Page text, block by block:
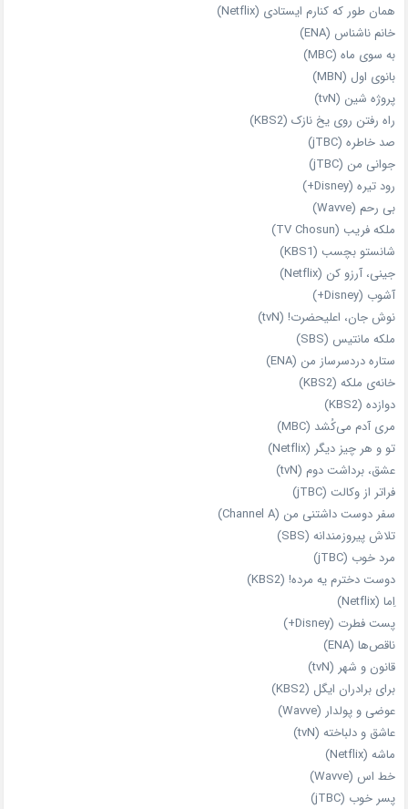
همان‌ طور که کنارم ایستادی (Netflix)
خانم ناشناس (ENA)
به سوی ماه (MBC)
بانوی اول (MBN)
پروژه شین (tvN)
راه رفتن روی یخ نازک (KBS2)
صد خاطره (jTBC)
جوانی من (jTBC)
رود تیره (Disney+)
بی‌ رحم (Wavve)
ملکه فریب (TV Chosun)
شانستو بچسب (KBS1)
جینی، آرزو کن (Netflix)
آشوب (Disney+)
نوش جان، اعلیحضرت! (tvN)
ملکه‌ مانتیس (SBS)
ستاره دردسرساز من (ENA)
خانه‌ی ملکه (KBS2)
دوازده (KBS2)
مری آدم می‌کُشد (MBC)
تو و هر چیز دیگر (Netflix)
عشق، برداشت دوم (tvN)
فراتر از وکالت (jTBC)
سفر دوست‌ داشتنی من (Channel A)
تلاش پیروزمندانه (SBS)
مرد خوب (jTBC)
دوست دخترم یه مرده! (KBS2)
اِما (Netflix)
پست فطرت (Disney+)
ناقص‌ها (ENA)
قانون و شهر (tvN)
برای برادران ایگل (KBS2)
عوضی و پولدار (Wavve)
عاشق و دلباخته (tvN)
ماشه (Netflix)
خط اس (Wavve)
پسر خوب (jTBC)